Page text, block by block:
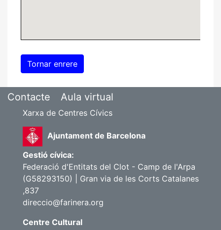
Contacte Aula virtual
Xarxa de Centres Cívics
Ajuntament de Barcelona
Gestió cívica:
Federació d'Entitats del Clot - Camp de l'Arpa
(G58293150) | Gran via de les Corts Catalanes
,837
direccio@farinera.org
Centre Cultural